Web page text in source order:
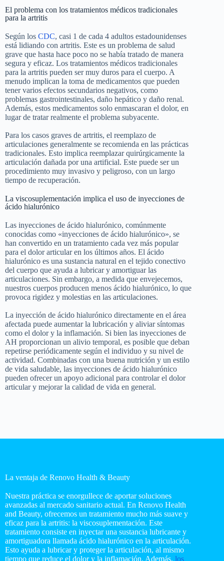
El problema con los tratamientos médicos tradicionales
para la artritis
Según los CDC, casi 1 de cada 4 adultos estadounidenses
está lidiando con artritis. Este es un problema de salud
grave que hasta hace poco no se había tratado de manera
segura y eficaz. Los tratamientos médicos tradicionales
para la artritis pueden ser muy duros para el cuerpo. A
menudo implican la toma de medicamentos que pueden
tener varios efectos secundarios negativos, como
problemas gastrointestinales, daño hepático y daño renal.
Además, estos medicamentos solo enmascaran el dolor, en
lugar de tratar realmente el problema subyacente.
Para los casos graves de artritis, el reemplazo de
articulaciones generalmente se recomienda en las prácticas
tradicionales. Esto implica reemplazar quirúrgicamente la
articulación dañada por una artificial. Este puede ser un
procedimiento muy invasivo y peligroso, con un largo
tiempo de recuperación.
La viscosuplementación implica el uso de inyecciones de
ácido hialurónico
Las inyecciones de ácido hialurónico, comúnmente
conocidas como «inyecciones de ácido hialurónico», se
han convertido en un tratamiento cada vez más popular
para el dolor articular en los últimos años. El ácido
hialurónico es una sustancia natural en el tejido conectivo
del cuerpo que ayuda a lubricar y amortiguar las
articulaciones. Sin embargo, a medida que envejecemos,
nuestros cuerpos producen menos ácido hialurónico, lo que
provoca rigidez y molestias en las articulaciones.
La inyección de ácido hialurónico directamente en el área
afectada puede aumentar la lubricación y aliviar síntomas
como el dolor y la inflamación. Si bien las inyecciones de
AH proporcionan un alivio temporal, es posible que deban
repetirse periódicamente según el individuo y su nivel de
actividad. Combinadas con una buena nutrición y un estilo
de vida saludable, las inyecciones de ácido hialurónico
pueden ofrecer un apoyo adicional para controlar el dolor
articular y mejorar la calidad de vida en general.
La ventaja de Renovo Health & Beauty
Nuestra práctica se enorgullece de aportar soluciones
avanzadas al mercado sanitario actual. En Renovo Health
and Beauty, ofrecemos un tratamiento mucho más suave y
eficaz para la artritis: la viscosuplementación. Este
tratamiento consiste en inyectar una sustancia lubricante y
amortiguadora llamada ácido hialurónico en la articulación.
Esto ayuda a lubricar y proteger la articulación, al mismo
tiempo que reduce el dolor y la inflamación. Además, los